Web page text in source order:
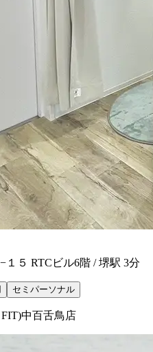
５ RTCビル6階 / 堺駅 3分
セミパーソナル
中百舌鳥店